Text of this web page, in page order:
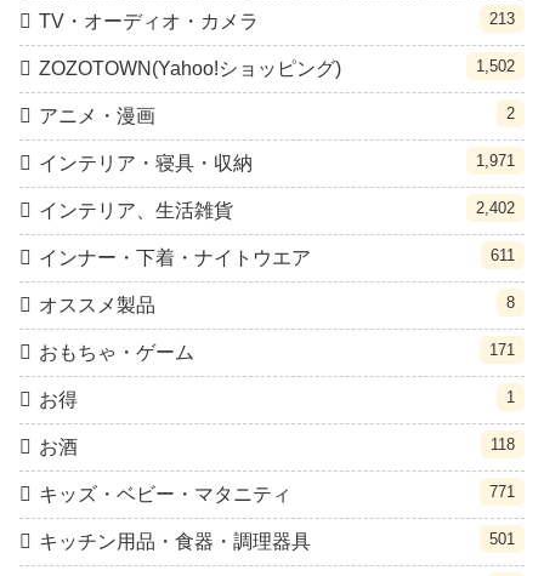
TV・オーディオ・カメラ 213
ZOZOTOWN(Yahoo!ショッピング) 1,502
アニメ・漫画 2
インテリア・寝具・収納 1,971
インテリア、生活雑貨 2,402
インナー・下着・ナイトウエア 611
オススメ製品 8
おもちゃ・ゲーム 171
お得 1
お酒 118
キッズ・ベビー・マタニティ 771
キッチン用品・食器・調理器具 501